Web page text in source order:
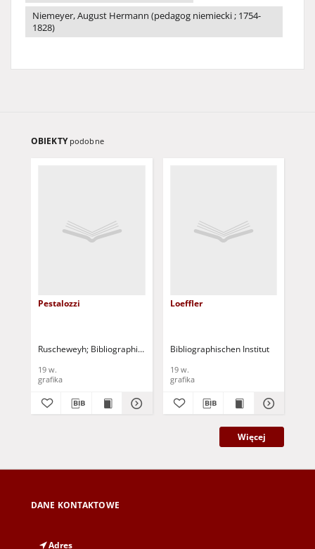
Niemeyer, August Hermann (pedagog niemiecki ; 1754-
1828)
OBIEKTY podobne
Pestalozzi
Ruscheweyh Bibliographischen Institut
19 w.
grafika
Loeffler
Bibliographischen Institut
19 w.
grafika
Więcej
DANE KONTAKTOWE
Adres